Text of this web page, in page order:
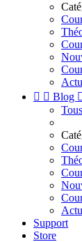
  Blog 
Support
Store